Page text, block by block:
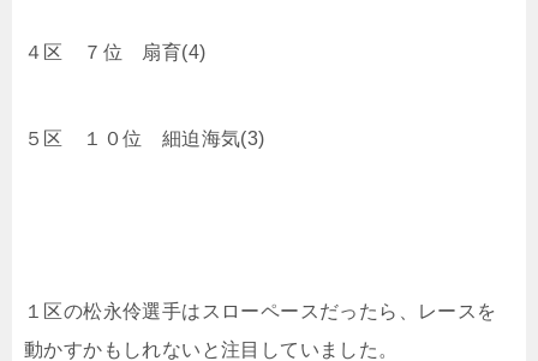
４区 ７位 扇育(4)
５区 １０位 細迫海気(3)
１区の松永伶選手はスローペースだったら、レースを
動かすかもしれないと注目していました。